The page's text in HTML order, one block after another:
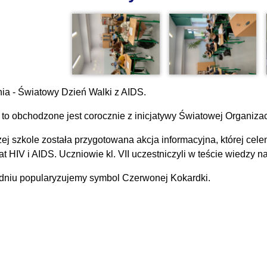
- Światowy Dzień Walki z AIDS.
obchodzone jest corocznie z inicjatywy Światowej
szkole została przygotowana akcja informacyjna, której
HIV i AIDS. Uczniowie kl. VII uczestniczyli w teście wiedzy
popularyzujemy symbol Czerwonej Kokardki.